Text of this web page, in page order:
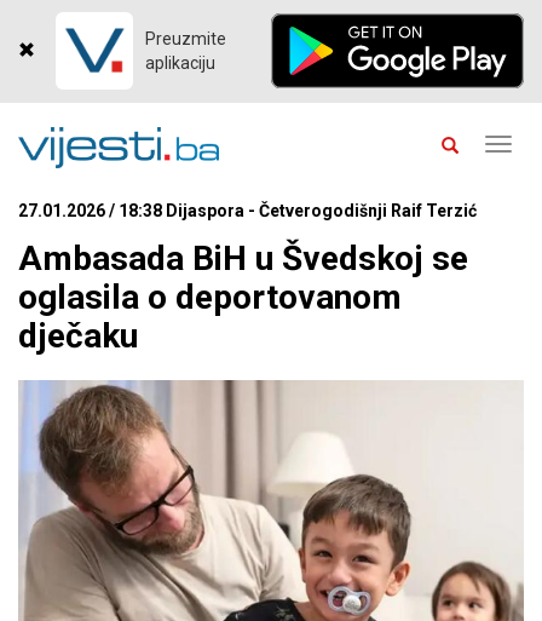
Preuzmite
aplikaciju
27.01.2026 / 18:38 Dijaspora - Četverogodišnji Raif Terzić
Ambasada BiH u Švedskoj se
oglasila o deportovanom
dječaku